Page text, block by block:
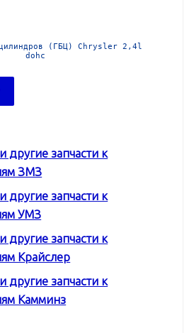
цилиндров (ГБЦ) Chrysler 2,4l
dohc
другие запчасти к
ЗМЗ
другие запчасти к
УМЗ
другие запчасти к
Крайслер
другие запчасти к
Камминз